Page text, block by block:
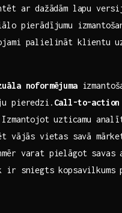
ar⁢ dažādām lapu
pierādījumu
palielināt klientu
noformējuma
pieredzi. Call-to-action
uzticamu
vietas savā
varat pielāgot
‌ir sniegts